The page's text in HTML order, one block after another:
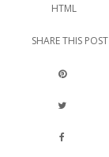
HTML
SHARE THIS POST